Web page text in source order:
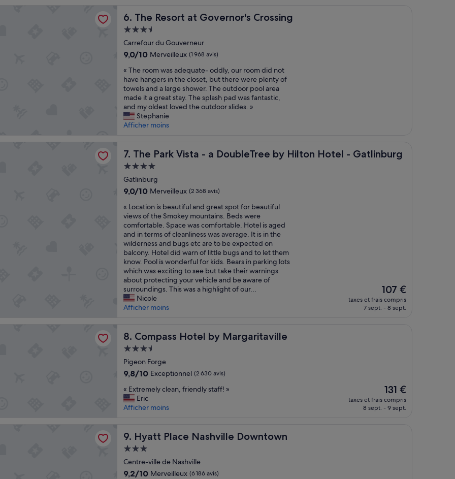
y
n
e
w
s
n
i
c
e
a
n
h
e
p
f
l
t
h
e
r
o
o
m
w
a
s
c
a
n
»
6. The Resort at Governor's Crossing
The Resort at Governor's Crossing
Hébergement
3.5 étoiles
Carrefour du Gouverneur
9.0
10,
Merveilleux,
(1 968 avis)
9,0/10 Merveilleux (1 968 avis)
«
T
h
e
r
o
o
a
a
d
e
u
a
t
e
-
o
d
d
l
y
,
o
r
o
m
d
d
n
o
a
e
h
a
« The room was adequate- oddly, our room did not
have hangers in the closet, but there were plenty of
towels and a large shower. The outdoor pool area
made it a great stay. The splash pad was fantastic,
and my oldest loved the outdoor slides. »
Stephanie
Afficher moins
7. The Park Vista - a DoubleTree by Hilton Hotel - Gatlinburg
The Park Vista - a DoubleTree by Hilton Hotel - Gatlinburg
Hébergement
4.0 étoiles
Gatlinburg
9.0
10,
Merveilleux,
(2 368 avis)
9,0/10 Merveilleux (2 368 avis)
«
L
o
c
a
t
i
o
n
i
s
b
u
f
u
a
n
d
e
s
p
« Location is beautiful and great spot for beautiful
views of the Smokey mountains. Beds were
comfortable. Space was comfortable. Hotel is aged
and in terms of cleanliness was average. It is in the
wilderness and bugs etc are to be expected on
balcony. Hotel did warn of little bugs and to let them
know. Pool is wonderful for kids. Bears in parking lots
which was exciting to see but take their warnings
about protecting your vehicle and be aware of
surroundings. This was a highlight of our...
Nicole
Afficher moins
Le
nouveau
prix
107 €
taxes et frais compris
7 sept. - 8 sept.
8. Compass Hotel by Margaritaville
Compass Hotel by Margaritaville
Hébergement
3.5 étoiles
Pigeon Forge
9.8
10,
Exceptionnel,
(2 630 avis)
9,8/10 Exceptionnel (2 630 avis)
«
E
x
e
m
e
l
y
« Extremely clean, friendly staff! »
Eric
Afficher moins
Le
nouveau
prix
131 €
taxes et frais compris
8 sept. - 9 sept.
9. Hyatt Place Nashville Downtown
Hyatt Place Nashville Downtown
Hébergement
3.0 étoiles
Centre-ville de Nashville
9.2
9,2/10 Merveilleux (6 186 avis)